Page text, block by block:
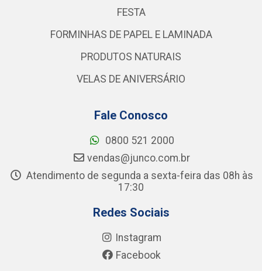
FESTA
FORMINHAS DE PAPEL E LAMINADA
PRODUTOS NATURAIS
VELAS DE ANIVERSÁRIO
Fale Conosco
0800 521 2000
vendas@junco.com.br
Atendimento de segunda a sexta-feira das 08h às
17:30
Redes Sociais
Instagram
Facebook